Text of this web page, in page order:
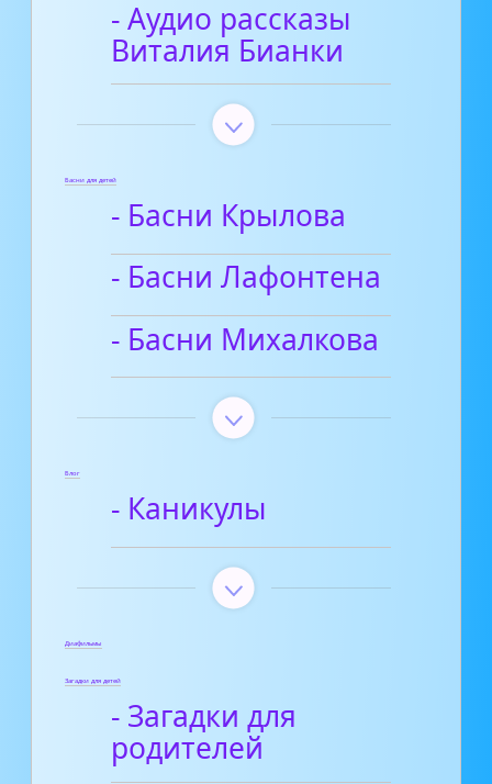
- Аудио рассказы
Виталия Бианки
Басни для детей
- Басни Крылова
- Басни Лафонтена
- Басни Михалкова
Блог
- Каникулы
Диафильмы
Загадки для детей
- Загадки для
родителей